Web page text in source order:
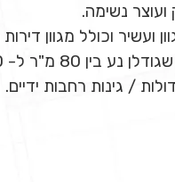
ועוצר נשימה.
ועשיר וכולל מגוון דירות
/ גינות רחבות ידיים.